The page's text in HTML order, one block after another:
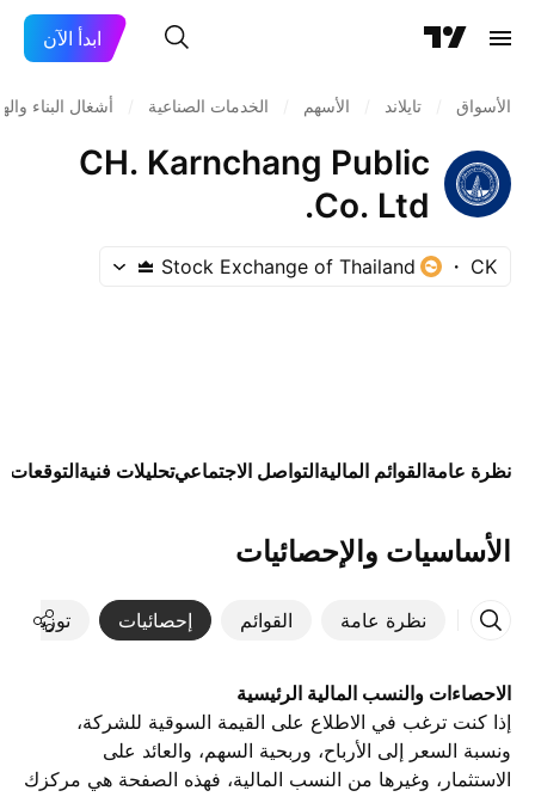
ابدأ الآن
الأسواق تايلاند الأسهم الخدمات الصناعية أشغال البناء
CH. Karnchang Public
Co. Ltd.
CK
Stock Exchange of Thailand
نظرة عامةالقوائم الماليةالتواصل الاجتماعيتحليلات فنيةالتوقعات
الأساسيات والإحصائيات
نظرة عامة القوائم إحصائيات توزيعات
الاحصاءات والنسب المالية الرئيسية
إذا كنت ترغب في الاطلاع على القيمة السوقية للشركة،
ونسبة السعر إلى الأرباح، وربحية السهم، والعائد على
الاستثمار، وغيرها من النسب المالية، فهذه الصفحة هي مركزك